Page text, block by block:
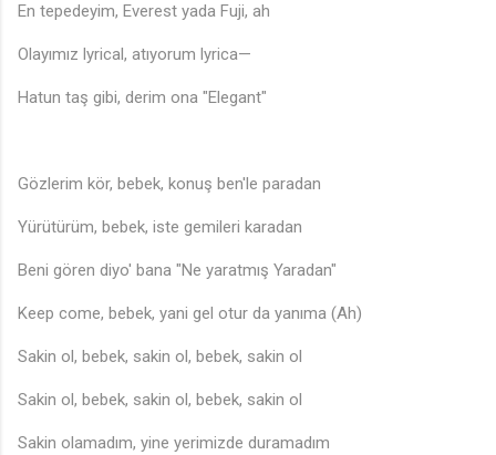
En tepedeyim, Everest yada Fuji, ah
Olayımız lyrical, atıyorum lyrica—
Hatun taş gibi, derim ona "Elegant"
Gözlerim kör, bebek, konuş ben'le paradan
Yürütürüm, bebek, iste gemileri karadan
Beni gören diyo' bana "Ne yaratmış Yaradan"
Keep come, bebek, yani gel otur da yanıma (Ah)
Sakin ol, bebek, sakin ol, bebek, sakin ol
Sakin ol, bebek, sakin ol, bebek, sakin ol
Sakin olamadım, yine yerimizde duramadım